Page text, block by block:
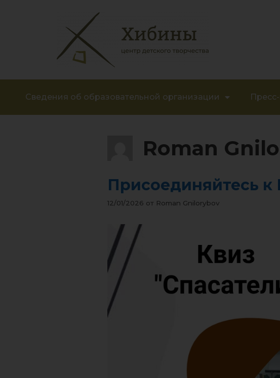
Сведения об образовательной организации
Roman
Присоединяйтесь
12/01/2026 от Roman Gnilorybov